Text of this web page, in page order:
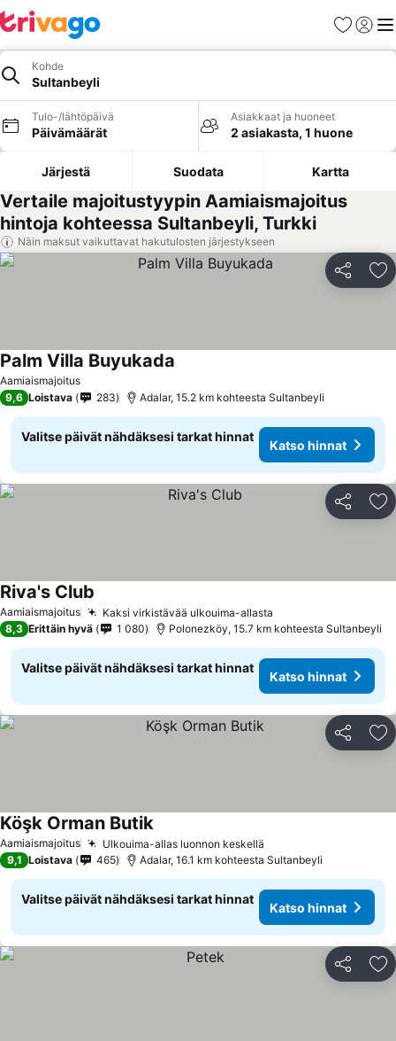
Suosikit
Kohde
Sultanbeyli
Tulo-/lähtöpäivä
Päivämäärät
Asiakkaat ja huoneet
2 asiakasta, 1 huone
Järjestä Suodata Kartta
Vertaile majoitustyypin Aamiaismajoitus
hintoja kohteessa Sultanbeyli, Turkki
Näin maksut vaikuttavat hakutulosten järjestykseen
Jaa
Aamiaismajoitus
Palm Villa Buyukada
9,6 Loistava 283 Adalar, 15.2 km kohteesta Sultanbeyli
Valitse päivät nähdäksesi tarkat hinnat
Katso hinnat
Jaa
Aamiaismajoitus Kaksi virkistävää ulkouima-allasta
Riva's Club
8,3 Erittäin hyvä 1 080 Polonezköy, 15.7 km kohteesta Sultanbeyli
Valitse päivät nähdäksesi tarkat hinnat
Katso hinnat
Jaa
Aamiaismajoitus Ulkouima-allas luonnon keskellä
Köşk Orman Butik
9,1 Loistava 465 Adalar, 16.1 km kohteesta Sultanbeyli
Valitse päivät nähdäksesi tarkat hinnat
Katso hinnat
Jaa